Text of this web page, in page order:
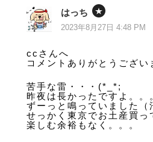
はっち
2023年8月27日 4:48 PM
ccさんへ
コメントありがとうござ
苦手な雷・・・(*_*;
昨夜は長かったですよ。。
ずーっと鳴っていました（
せっかく東京でお土産買っ
楽しむ余裕もなく。。。